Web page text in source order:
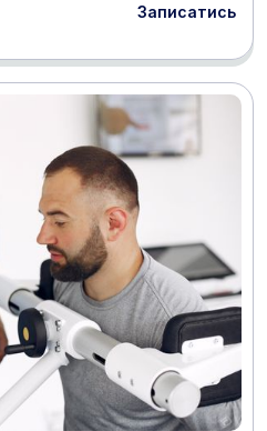
Записатись